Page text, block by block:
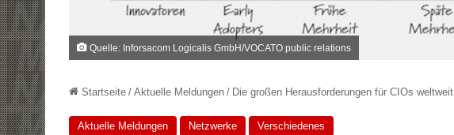
Quelle: Inforsacom Logicalis GmbH/VOCATO public relations
Startseite / Aktuelle Meldungen / Die großen Herausforderungen für CIOs weltweit
Aktuelle Meldungen Netzwerke Verschiedenes